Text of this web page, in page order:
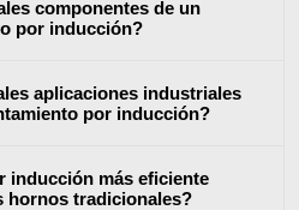
componentes de un
por inducción?
aplicaciones industriales
por inducción?
inducción más eficiente
hornos tradicionales?